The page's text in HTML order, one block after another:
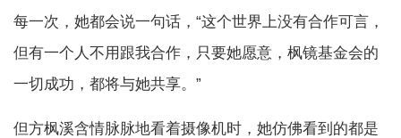
每一次，她都会说一句话，“这个世界上没有合作可言，
但有一个人不用跟我合作，只要她愿意，枫镜基金会的
一切成功，都将与她共享。”
但方枫溪含情脉脉地看着摄像机时，她仿佛看到的都是